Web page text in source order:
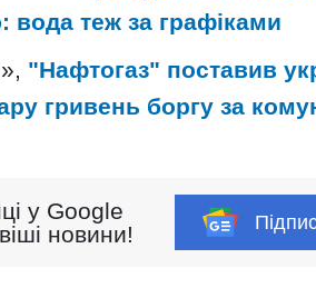
теж за графіками
"Нафтогаз" поставив
гривень боргу за
у Google
новини!